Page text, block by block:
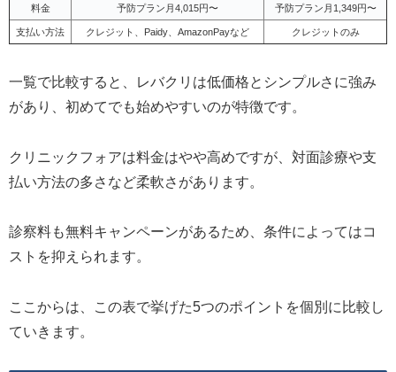
料金 予防プラン月4,015円〜 予防プラン月1,349円〜
支払い方法 クレジット、Paidy、AmazonPayなど クレジットのみ
一覧で比較すると、レバクリは低価格とシンプルさに強み
があり、初めてでも始めやすいのが特徴です。
クリニックフォアは料金はやや高めですが、対面診療や支
払い方法の多さなど柔軟さがあります。
診察料も無料キャンペーンがあるため、条件によってはコ
ストを抑えられます。
ここからは、この表で挙げた5つのポイントを個別に比較し
ていきます。